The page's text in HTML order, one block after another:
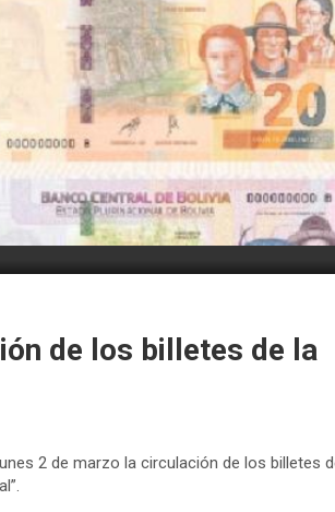
de los billetes de la
2 de marzo la circulación de los billetes